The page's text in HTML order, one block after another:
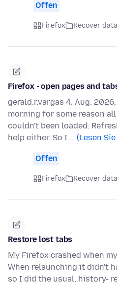
Offen
Firefox Recover data
Firefox - open pages and
gerald.r.vargas 4. Aug.
morning for some reason
couldn't been loaded.
help either. So I … (Lesen
Offen
Firefox Recover data
Restore lost tabs
My Firefox crashed when
When relaunching it didn't
so I did the usual, history-